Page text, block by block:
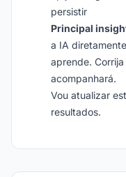
persistir
Principal
a IA
aprende.
acompanhará.
Vou atualizar
resultados.